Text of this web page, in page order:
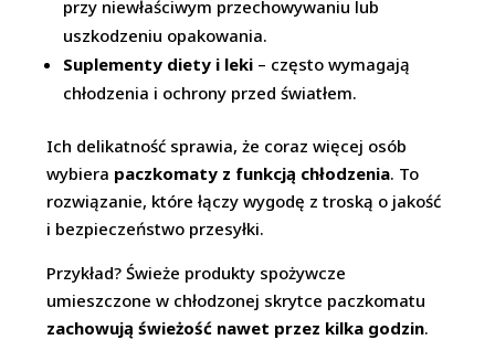
przy niewłaściwym przechowywaniu lub
uszkodzeniu opakowania.
Suplementy diety i leki – często wymagają
chłodzenia i ochrony przed światłem.
Ich delikatność sprawia, że coraz więcej osób
wybiera paczkomaty z funkcją chłodzenia. To
rozwiązanie, które łączy wygodę z troską o jakość
i bezpieczeństwo przesyłki.
Przykład? Świeże produkty spożywcze
umieszczone w chłodzonej skrytce paczkomatu
zachowują świeżość nawet przez kilka godzin.